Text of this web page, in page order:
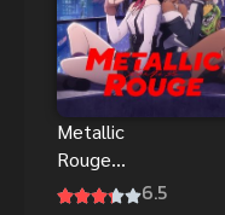
Metallic
Rouge
(2024) เมทัล
6.5